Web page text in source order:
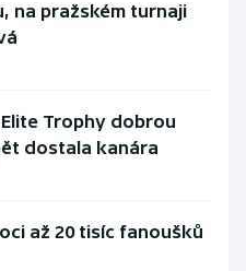
na pražském turnaji
Trophy dobrou
dostala kanára
až 20 tisíc fanoušků